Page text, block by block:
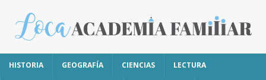
HISTORIA GEOGRAFÍA CIENCIAS LECTURA